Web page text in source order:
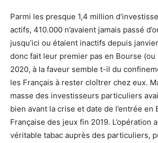
Parmi les presque 1,4 million
actifs, 410.000 n’avaient jamais passé
jusqu’ici ou étaient inactifs depuis
donc fait leur premier pas en Bourse
2020, à la faveur semble t-il du
les Français à rester cloîtrer chez eux.
masse des investisseurs particuliers
bien avant la crise et date de l’entrée en
Française des jeux fin 2019. L’opération
véritable tabac auprès des particuliers,